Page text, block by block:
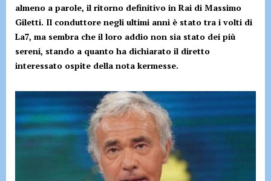
almeno a parole, il ritorno definitivo in Rai di Massimo
Giletti. Il conduttore negli ultimi anni è stato tra i volti di
La7, ma sembra che il loro addio non sia stato dei più
sereni, stando a quanto ha dichiarato il diretto
interessato ospite della nota kermesse.